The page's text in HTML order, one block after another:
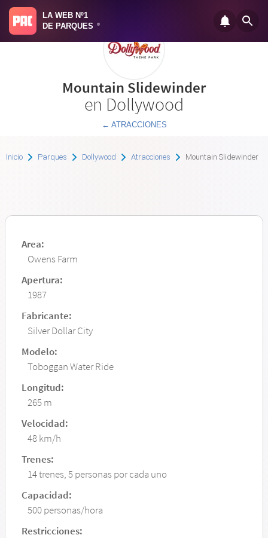
LA WEB Nº1
DE PARQUES
®
Mountain Slidewinder
en Dollywood
← ATRACCIONES
Inicio Parques Dollywood Atracciones Mountain Slidewinder
Area:
Owens Farm
Apertura:
1987
Fabricante:
Silver Dollar City
Modelo:
Toboggan Water Ride
Longitud:
265 m
Velocidad:
48 km/h
Trenes:
14 trenes, 5 personas por cada uno
Capacidad:
500 personas/hora
Restricciones: